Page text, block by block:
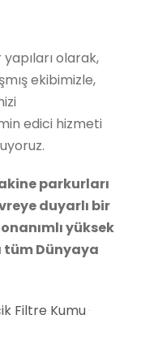
olarak,
ekibimizle,
edici hizmeti
parkurları
duyarlı bir
yüksek
Dünyaya